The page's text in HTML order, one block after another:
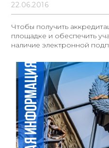
22.06.2016
Чтобы получить
площадке и обеспечить
наличие электронной